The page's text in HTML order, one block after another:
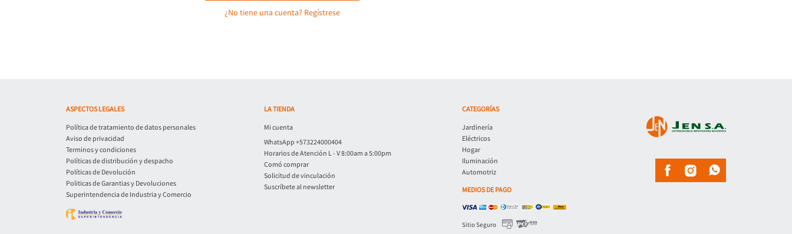
¿No tiene una cuenta? Regístrese
ASPECTOS LEGALES
Política de tratamiento de datos personales
Aviso de privacidad
Terminos y condiciones
Políticas de distribución y despacho
Políticas de Devolución
Politicas de Garantias y Devoluciones
Superintendencia de Industria y Comercio
LA TIENDA
Mi cuenta
WhatsApp +573224000404
Horarios de Atención L - V 8:00am a 5:00pm
Comó comprar
Solicitud de vinculación
Suscríbete al newsletter
CATEGORÍAS
Jardinería
Eléctricos
Hogar
Iluminación
Automotriz
MEDIOS DE PAGO
Sitio Seguro